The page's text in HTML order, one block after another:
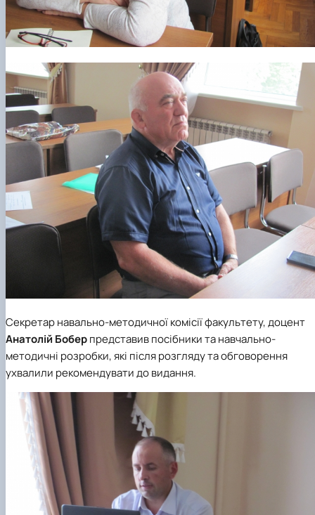
Секретар навально-методичної комісії факультету, доцент
Анатолій Боберпредставив посібники та навчально-
методичні розробки, які після розгляду та обговорення
ухвалили рекомендувати до видання.